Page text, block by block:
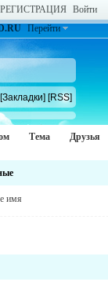
РЕГИСТРАЦИЯ Войти
Перейти
[Закладки] [RSS]
Тема Друзья
имя